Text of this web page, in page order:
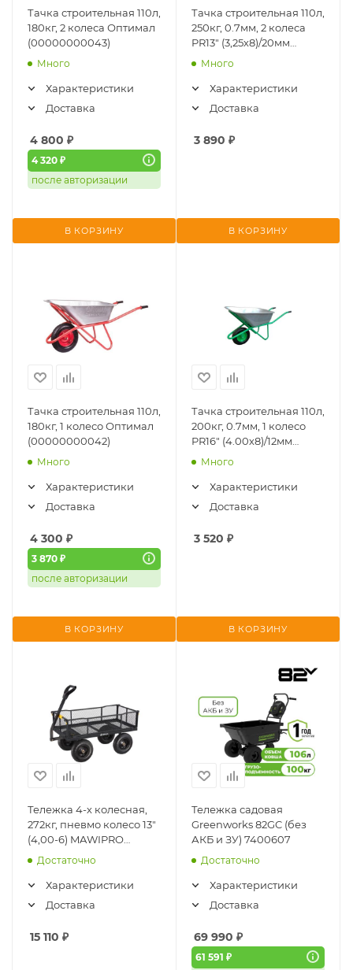
Тачка строительная 110л,
180кг, 2 колеса Оптимал
(00000000043)
Много
Характеристики
Доставка
4 800 ₽
4 320 ₽
после авторизации
В КОРЗИНУ
Тачка строительная 110л,
250кг, 0.7мм, 2 колеса
PR13" (3,25х8)/20мм
MAWIPRO (ТС-231 HOME)
Много
Характеристики
Доставка
3 890 ₽
В КОРЗИНУ
Тачка строительная 110л,
180кг, 1 колесо Оптимал
(00000000042)
Много
Характеристики
Доставка
4 300 ₽
3 870 ₽
после авторизации
В КОРЗИНУ
Тачка строительная 110л,
200кг, 0.7мм, 1 колесо
PR16" (4.00х8)/12мм
MAWIPRO (ТС-131 HOME)
Много
Характеристики
Доставка
3 520 ₽
В КОРЗИНУ
Тележка 4-х колесная,
272кг, пневмо колесо 13"
(4,00-6) MAWIPRO
(KVADRO-550)
Достаточно
Характеристики
Доставка
15 110 ₽
Тележка садовая
Greenworks 82GC (без
АКБ и ЗУ) 7400607
Достаточно
Характеристики
Доставка
69 990 ₽
61 591 ₽